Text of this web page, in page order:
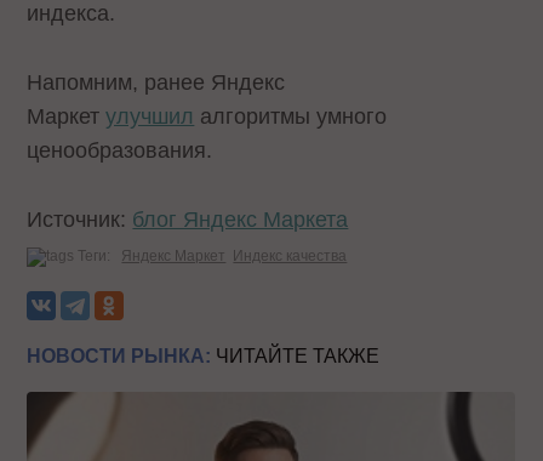
индекса.
Напомним, ранее Яндекс
Маркетулучшил алгоритмы умного
ценообразования.
Источник: блог Яндекс Маркета
Теги: Яндекс Маркет Индекс качества
НОВОСТИ РЫНКА: ЧИТАЙТЕ ТАКЖЕ